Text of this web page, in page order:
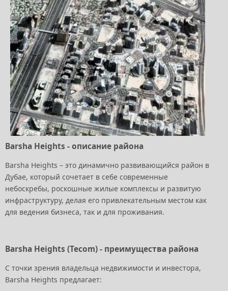
Barsha Heights - описание района
Barsha Heights – это динамично развивающийся район в
Дубае, который сочетает в себе современные
небоскребы, роскошные жилые комплексы и развитую
инфраструктуру, делая его привлекательным местом как
для ведения бизнеса, так и для проживания.
Barsha Heights (Tecom) - преимущества района
С точки зрения владельца недвижимости и инвестора,
Barsha Heights предлагает: